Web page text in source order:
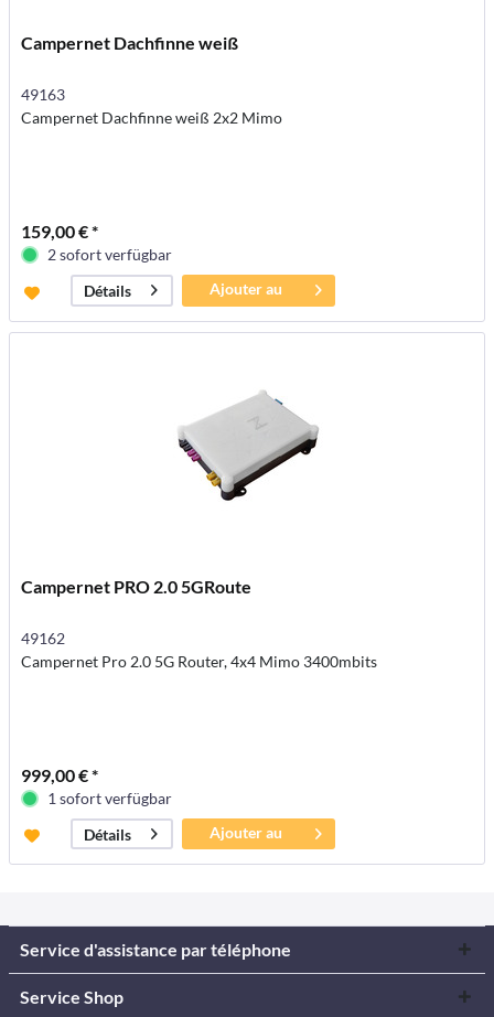
Campernet Dachfinne weiß
49163
Campernet Dachfinne weiß 2x2 Mimo
159,00 € *
2 sofort verfügbar
Détails
Ajouter au
panier
Campernet PRO 2.0 5GRoute
49162
Campernet Pro 2.0 5G Router, 4x4 Mimo 3400mbits
999,00 € *
1 sofort verfügbar
Détails
Ajouter au
panier
Service d'assistance par téléphone
Service Shop